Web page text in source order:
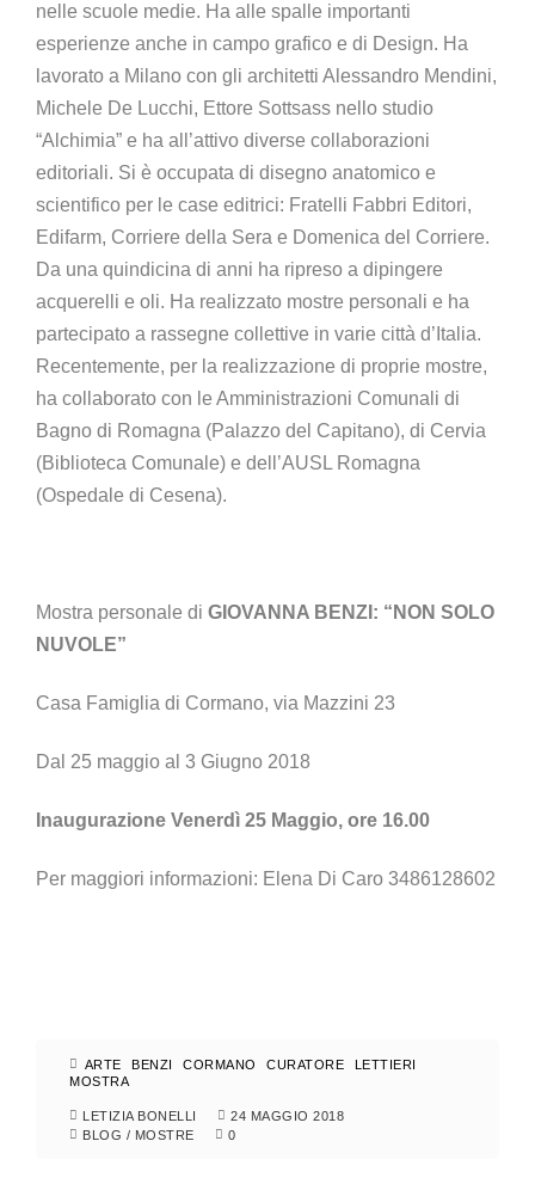
nelle scuole medie. Ha alle spalle importanti
esperienze anche in campo grafico e di Design. Ha
lavorato a Milano con gli architetti Alessandro Mendini,
Michele De Lucchi, Ettore Sottsass nello studio
“Alchimia” e ha all’attivo diverse collaborazioni
editoriali. Si è occupata di disegno anatomico e
scientifico per le case editrici: Fratelli Fabbri Editori,
Edifarm, Corriere della Sera e Domenica del Corriere.
Da una quindicina di anni ha ripreso a dipingere
acquerelli e oli. Ha realizzato mostre personali e ha
partecipato a rassegne collettive in varie città d’Italia.
Recentemente, per la realizzazione di proprie mostre,
ha collaborato con le Amministrazioni Comunali di
Bagno di Romagna (Palazzo del Capitano), di Cervia
(Biblioteca Comunale) e dell’AUSL Romagna
(Ospedale di Cesena).
Mostra personale di GIOVANNA BENZI: “NON SOLO
NUVOLE”
Casa Famiglia di Cormano, via Mazzini 23
Dal 25 maggio al 3 Giugno 2018
Inaugurazione Venerdì 25 Maggio, ore 16.00
Per maggiori informazioni: Elena Di Caro 3486128602
ARTE BENZI CORMANO CURATORE
LETTIERI
MOSTRA
LETIZIA BONELLI
24 MAGGIO 2018
BLOG / MOSTRE 0